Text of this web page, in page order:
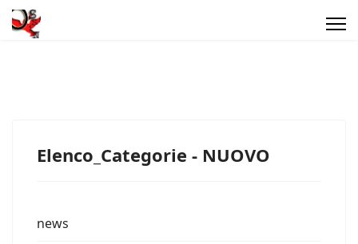
Elenco_Categorie - NUOVO
news